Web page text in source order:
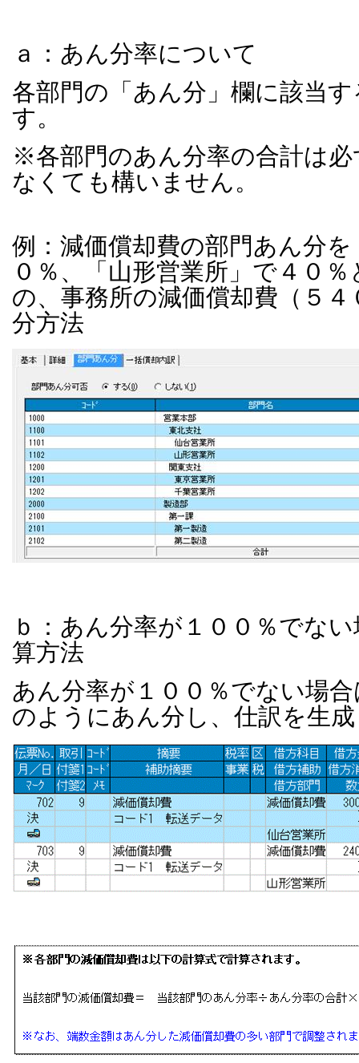
ａ：あん分率について
各部門の「あん分」欄に該当
す。
※各部門のあん分率の合計は
なくても構いません。
例：減価償却費の部門あん分
０％、「山形営業所」で４０
の、事務所の減価償却費（５
分方法
ｂ：あん分率が１００％でな
算方法
あん分率が１００％でない場
のようにあん分し、仕訳を生